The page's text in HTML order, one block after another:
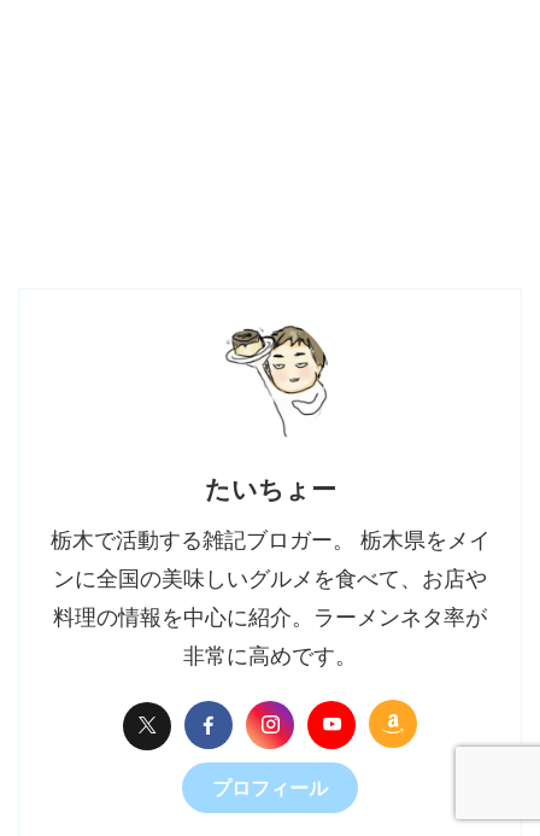
たいちょー
栃木で活動する雑記ブロガー。 栃木県をメイ
ンに全国の美味しいグルメを食べて、お店や
料理の情報を中心に紹介。ラーメンネタ率が
非常に高めです。
プロフィール